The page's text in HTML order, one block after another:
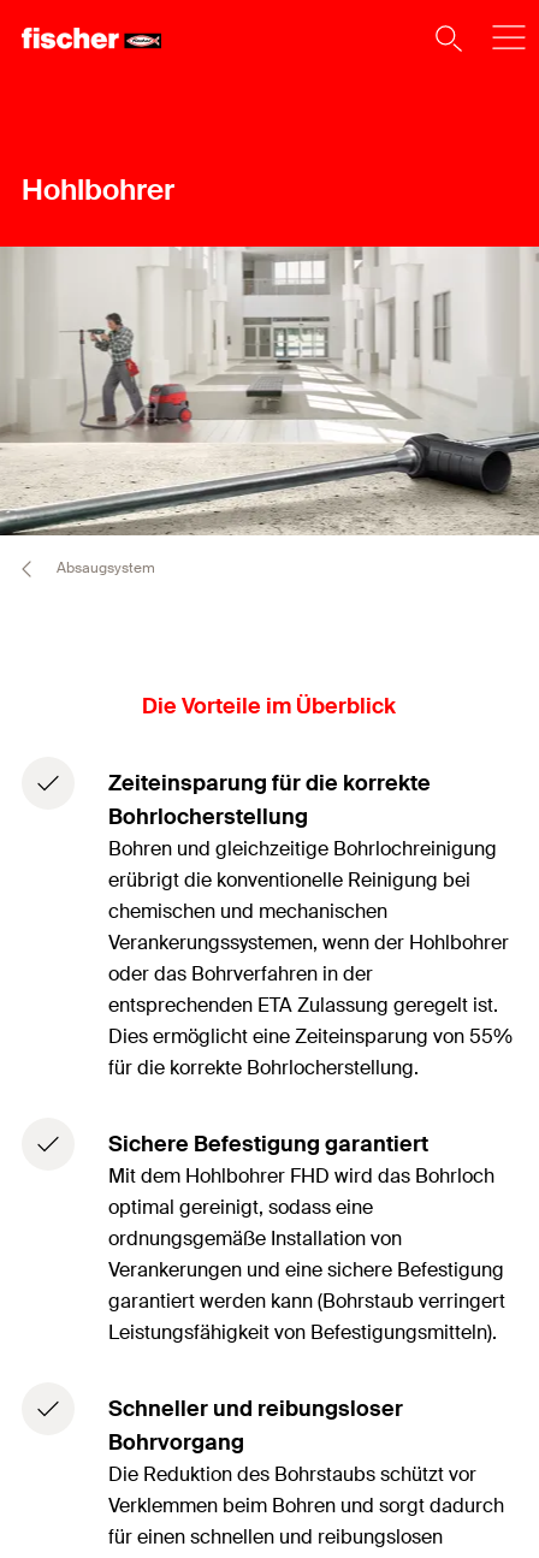
Hohlbohrer
Absaugsystem
Die Vorteile im Überblick
Zeiteinsparung für die korrekte
Bohrlocherstellung
Bohren und gleichzeitige Bohrlochreinigung
erübrigt die konventionelle Reinigung bei
chemischen und mechanischen
Verankerungssystemen, wenn der Hohlbohrer
oder das Bohrverfahren in der
entsprechenden ETA Zulassung geregelt ist.
Dies ermöglicht eine Zeiteinsparung von 55%
für die korrekte Bohrlocherstellung.
Sichere Befestigung garantiert
Mit dem Hohlbohrer FHD wird das Bohrloch
optimal gereinigt, sodass eine
ordnungsgemäße Installation von
Verankerungen und eine sichere Befestigung
garantiert werden kann (Bohrstaub verringert
Leistungsfähigkeit von Befestigungsmitteln).
Schneller und reibungsloser
Bohrvorgang
Die Reduktion des Bohrstaubs schützt vor
Verklemmen beim Bohren und sorgt dadurch
für einen schnellen und reibungslosen